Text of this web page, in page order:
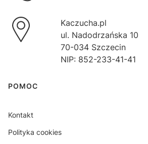
Kaczucha.pl
ul. Nadodrzańska 10
70-034 Szczecin
NIP: 852-233-41-41
Linki w stopce
POMOC
Kontakt
Polityka cookies